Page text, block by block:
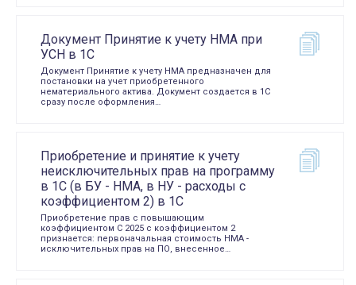
Документ Принятие к учету НМА при
УСН в 1С
Документ Принятие к учету НМА предназначен для
постановки на учет приобретенного
нематериального актива. Документ создается в 1С
сразу после оформления…
Приобретение и принятие к учету
неисключительных прав на программу
в 1С (в БУ - НМА, в НУ - расходы с
коэффициентом 2) в 1С
Приобретение прав с повышающим
коэффициентом С 2025 с коэффициентом 2
признается: первоначальная стоимость НМА -
исключительных прав на ПО, внесенное…